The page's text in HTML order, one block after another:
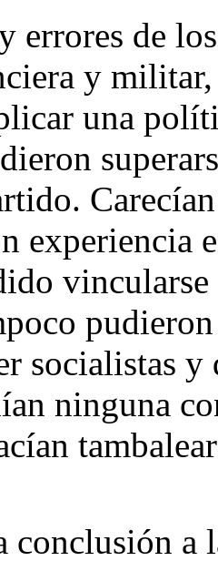
errores de
y
una
experiencia
vincularse
socialistas
ninguna
conclusión a